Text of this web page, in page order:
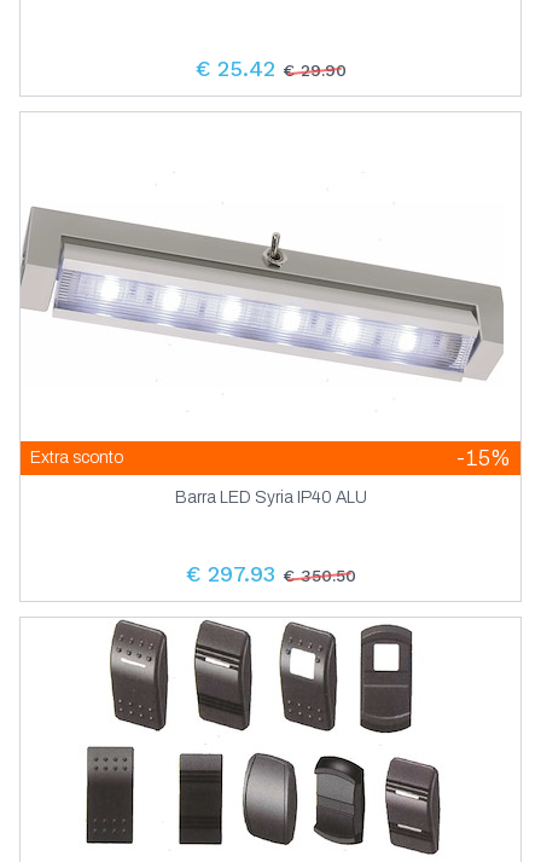
€ 25.42 € 29.90
Extra sconto -15%
Barra LED Syria IP40 ALU
€ 297.93 € 350.50